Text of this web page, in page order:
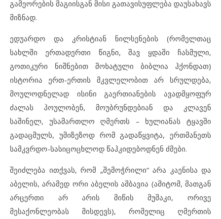
გამეორების მაგიისგან მისი გათავისუფლება დაუსახავს
მიზნად.
ედუარდო და კრისტიან ნილსენების (რომელთაც
სახლში ერთადერთი წიგნი, შავ ყდაში ჩასმული,
გოთიკური ნიშნებით მოხატული ბიბლია ჰქონდათ)
ისტორია ერთ-ერთის მკვლელობით არ სრულდება,
მოულოდნელად ისინი გაერთიანების ავადმყოფურ
ძალას პოულობენ, მოუბრუნდებიან და კლავენ
საშინელ, უსამართლო ღმერთს – ხულიანას ტყავში
გადაცმულს, უმიზეზოდ რომ გადაწყვიტა, ერთმანეთს
სამკვრდო-სასიცოცხლოდ წაჰკიდებოდნენ ძმები.
შეიძლება ითქვას, რომ „შემოჭრილი“ არა კაენისა და
აბელის, არამედ ორი აბელის ამბავია (ამიტომ, მათგან
არცერთი არ არის მიწის მუშაკი, ორივე
მესაქონლეობას მისდევს), რომელიც ღმერთის